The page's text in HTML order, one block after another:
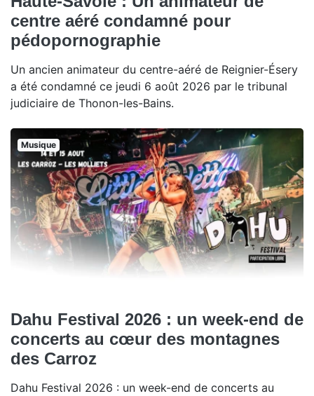
centre aéré condamné pour
pédopornographie
Un ancien animateur du centre-aéré de Reignier-Ésery
a été condamné ce jeudi 6 août 2026 par le tribunal
judiciaire de Thonon-les-Bains.
Musique
Dahu Festival 2026 : un week-end de
concerts au cœur des montagnes
des Carroz
Dahu Festival 2026 : un week-end de concerts au